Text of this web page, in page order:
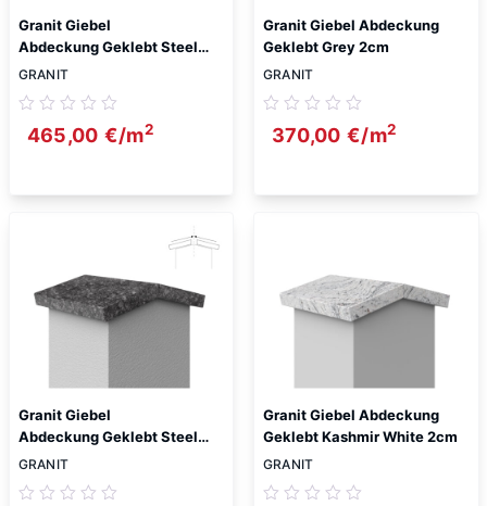
Granit Giebel
Abdeckung Geklebt Steel
Grey Antiquität 2cm
GRANIT
465,00 €/m2
Granit Giebel Abdeckung
Geklebt Grey 2cm
GRANIT
370,00 €/m2
Granit Giebel
Abdeckung Geklebt Steel
Grey 2cm
GRANIT
Granit Giebel Abdeckung
Geklebt Kashmir White 2cm
GRANIT